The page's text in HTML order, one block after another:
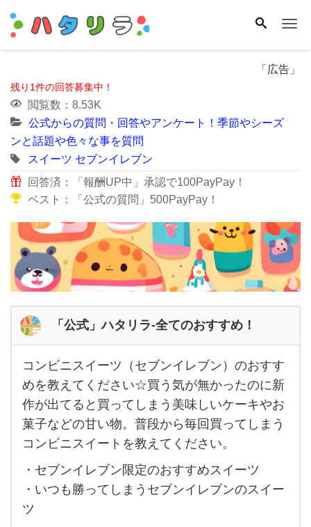
「広告」
残り1件の回答募集中！
閲覧数：8.53K
公式からの質問・回答やアンケート！季節やシーズ
ンと話題や色々な事を質問
スイーツ セブンイレブン
回答済：「報酬UP中」承認で100PayPay！
ベスト：「公式の質問」500PayPay！
「公式」ハタリラ-全てのおすすめ！
コ
ン
ビ
ニ
ス
イー
ツ
コンビニスイーツ（セブンイレブン）のおすす
めを教えてください☆買う気が無かったのに新
作が出てると買ってしまう美味しいケーキやお
菓子などの甘い物。普段から毎回買ってしまう
コンビニスイートを教えてください。
・セブンイレブン限定のおすすめスイーツ
・いつも勝ってしまうセブンイレブンのスイー
ツ